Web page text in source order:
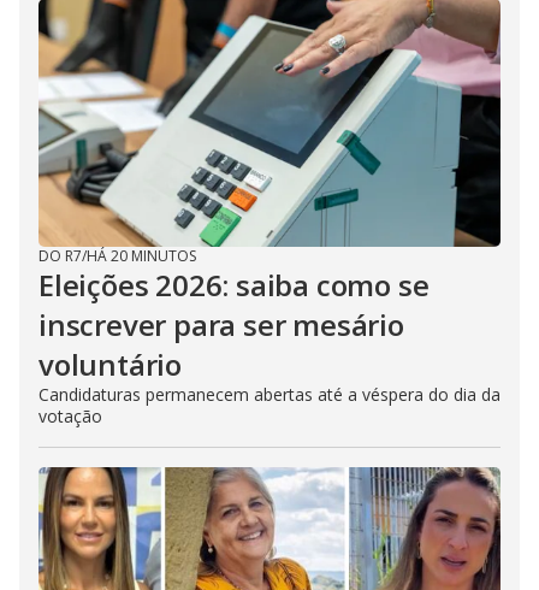
DO R7/HÁ 20 MINUTOS
Eleições 2026: saiba como se
inscrever para ser mesário
voluntário
Candidaturas permanecem abertas até a véspera do dia da
votação